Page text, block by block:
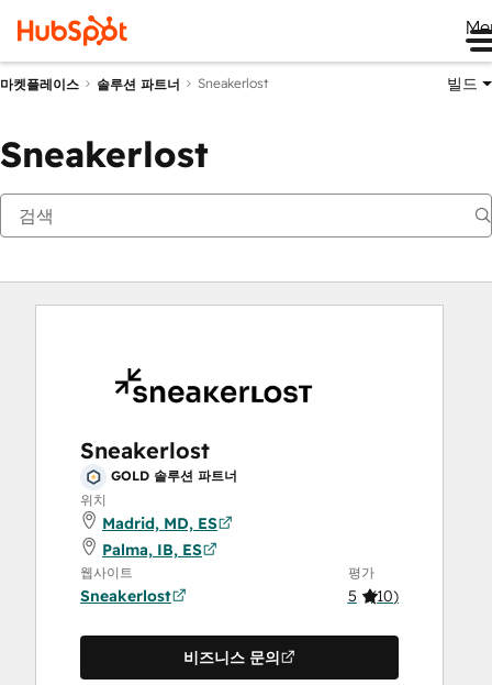
마켓플레이스 솔루션 파트너 Sneakerlost 빌드
Sneakerlost
Sneakerlost
GOLD 솔루션 파트너
위치
Madrid, MD, ES
Palma, IB, ES
웹사이트
Sneakerlost
평가
5 (10)
비즈니스 문의